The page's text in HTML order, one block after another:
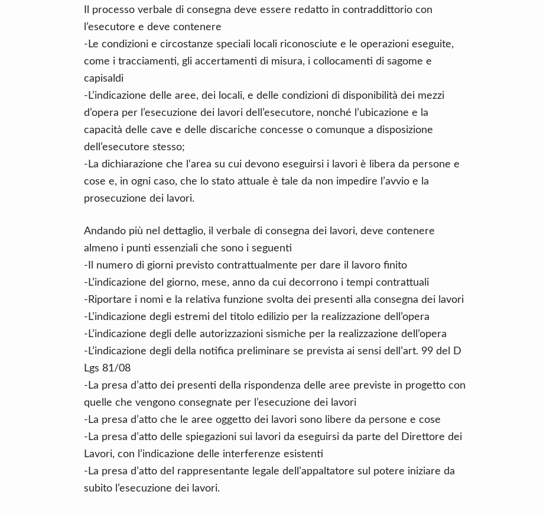
Il processo verbale di consegna deve essere redatto in contraddittorio con
l’esecutore e deve contenere
-Le condizioni e circostanze speciali locali riconosciute e le operazioni eseguite,
come i tracciamenti, gli accertamenti di misura, i collocamenti di sagome e
capisaldi
-L’indicazione delle aree, dei locali, e delle condizioni di disponibilità dei mezzi
d’opera per l’esecuzione dei lavori dell’esecutore, nonché l’ubicazione e la
capacità delle cave e delle discariche concesse o comunque a disposizione
dell’esecutore stesso;
-La dichiarazione che l‘area su cui devono eseguirsi i lavori è libera da persone e
cose e, in ogni caso, che lo stato attuale è tale da non impedire l’avvio e la
prosecuzione dei lavori.
Andando più nel dettaglio, il verbale di consegna dei lavori, deve contenere
almeno i punti essenziali che sono i seguenti
-Il numero di giorni previsto contrattualmente per dare il lavoro finito
-L’indicazione del giorno, mese, anno da cui decorrono i tempi contrattuali
-Riportare i nomi e la relativa funzione svolta dei presenti alla consegna dei lavori
-L’indicazione degli estremi del titolo edilizio per la realizzazione dell’opera
-L’indicazione degli delle autorizzazioni sismiche per la realizzazione dell’opera
-L’indicazione degli della notifica preliminare se prevista ai sensi dell’art. 99 del D
Lgs 81/08
-La presa d’atto dei presenti della rispondenza delle aree previste in progetto con
quelle che vengono consegnate per l’esecuzione dei lavori
-La presa d’atto che le aree oggetto dei lavori sono libere da persone e cose
-La presa d’atto delle spiegazioni sui lavori da eseguirsi da parte del Direttore dei
Lavori, con l’indicazione delle interferenze esistenti
-La presa d’atto del rappresentante legale dell’appaltatore sul potere iniziare da
subito l’esecuzione dei lavori.